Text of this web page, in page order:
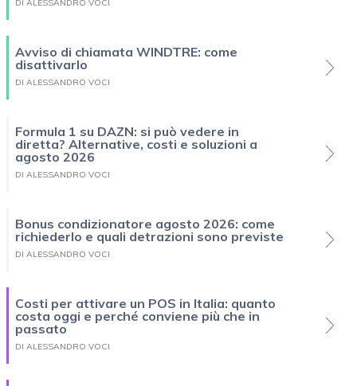
DI ALESSANDRO VOCI
Avviso di chiamata WINDTRE: come
disattivarlo
DI ALESSANDRO VOCI
Formula 1 su DAZN: si può vedere in
diretta? Alternative, costi e soluzioni a
agosto 2026
DI ALESSANDRO VOCI
Bonus condizionatore agosto 2026: come
richiederlo e quali detrazioni sono previste
DI ALESSANDRO VOCI
Costi per attivare un POS in Italia: quanto
costa oggi e perché conviene più che in
passato
DI ALESSANDRO VOCI